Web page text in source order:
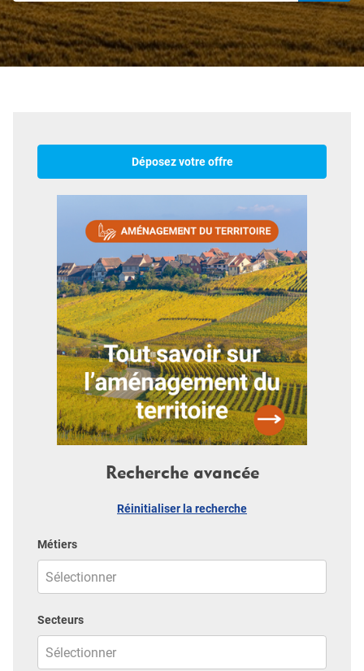
Déposez votre offre
Recherche avancée
Réinitialiser la recherche
Métiers
Secteurs